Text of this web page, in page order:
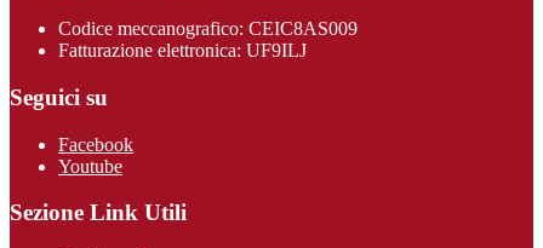
Codice meccanografico: CEIC8AS009
Fatturazione elettronica: UF9ILJ
Seguici su
Facebook
Youtube
Sezione Link Utili